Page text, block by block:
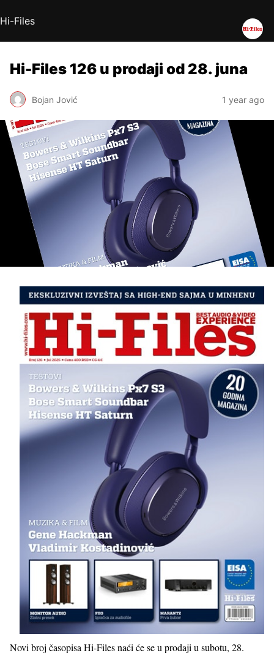
Hi-Files
Hi-Files 126 u prodaji od 28. juna
Bojan Jović 1 year ago
Novi broj časopisa Hi-Files naći će se u prodaji u subotu, 28.